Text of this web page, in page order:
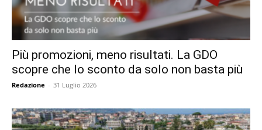
Più promozioni, meno risultati. La GDO
scopre che lo sconto da solo non basta più
Redazione - 31 Luglio 2026